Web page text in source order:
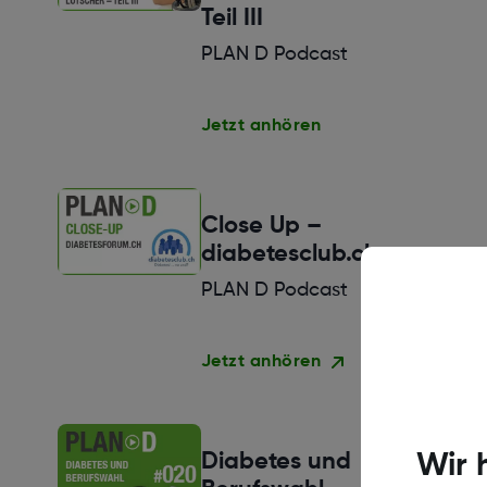
Teil III
PLAN D Podcast
Jetzt anhören
Close Up –
diabetesclub.ch
PLAN D Podcast
Jetzt anhören
Diabetes und
Wir